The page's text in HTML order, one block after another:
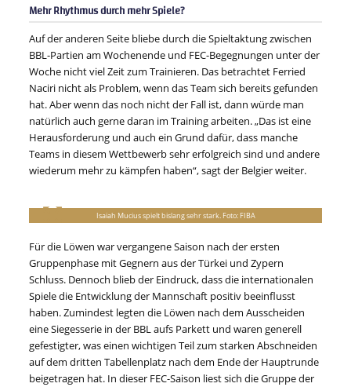
Mehr Rhythmus durch mehr Spiele?
Auf der anderen Seite bliebe durch die Spieltaktung zwischen
BBL-Partien am Wochenende und FEC-Begegnungen unter der
Woche nicht viel Zeit zum Trainieren. Das betrachtet Ferried
Naciri nicht als Problem, wenn das Team sich bereits gefunden
hat. Aber wenn das noch nicht der Fall ist, dann würde man
natürlich auch gerne daran im Training arbeiten. „Das ist eine
Herausforderung und auch ein Grund dafür, dass manche
Teams in diesem Wettbewerb sehr erfolgreich sind und andere
wiederum mehr zu kämpfen haben“, sagt der Belgier weiter.
Isaiah Mucius spielt bislang sehr stark. Foto: FIBA
Für die Löwen war vergangene Saison nach der ersten
Gruppenphase mit Gegnern aus der Türkei und Zypern
Schluss. Dennoch blieb der Eindruck, dass die internationalen
Spiele die Entwicklung der Mannschaft positiv beeinflusst
haben. Zumindest legten die Löwen nach dem Ausscheiden
eine Siegesserie in der BBL aufs Parkett und waren generell
gefestigter, was einen wichtigen Teil zum starken Abschneiden
auf dem dritten Tabellenplatz nach dem Ende der Hauptrunde
beigetragen hat. In dieser FEC-Saison liest sich die Gruppe der